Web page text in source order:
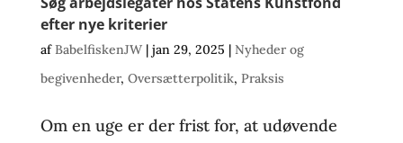
efter nye kriterier
afBabelfiskenJW| jan 29, 2025 | Nyheder og
begivenheder, Oversætterpolitik, Praksis
Om en uge er der frist for, at udøvende